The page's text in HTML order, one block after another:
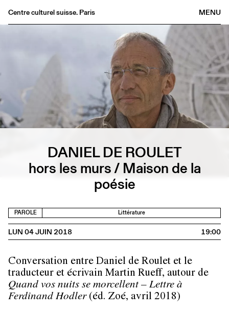
MENU
Centre culturel suisse. Paris
Éditions
Informations
DANIEL DE ROULET
hors les murs / Maison de la
poésie
PAROLE Littérature
LUN 04 JUIN 2018 19:00
Conversation entre Daniel de Roulet et le
traducteur et écrivain Martin Rueff, autour de
Quand vos nuits se morcellent – Lettre à
Ferdinand Hodler(éd. Zoé, avril 2018)